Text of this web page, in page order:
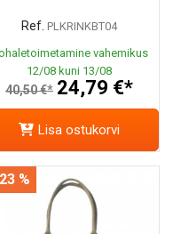
Ref. PLKRINKBT04
vahemikus
12/08 kuni 13/08
40,50 €* 24,79 €*
Lisa ostukorvi
%